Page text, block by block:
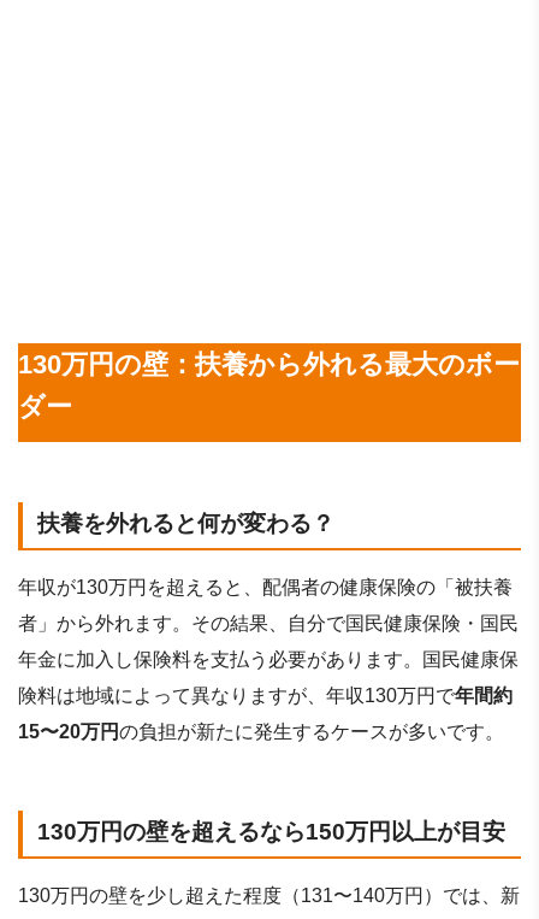
130万円の壁：扶養から外れる最大のボー
ダー
扶養を外れると何が変わる？
年収が130万円を超えると、配偶者の健康保険の「被扶養
者」から外れます。その結果、自分で国民健康保険・国民
年金に加入し保険料を支払う必要があります。国民健康保
険料は地域によって異なりますが、年収130万円で年間約
15〜20万円の負担が新たに発生するケースが多いです。
130万円の壁を超えるなら150万円以上が目安
130万円の壁を少し超えた程度（131〜140万円）では、新